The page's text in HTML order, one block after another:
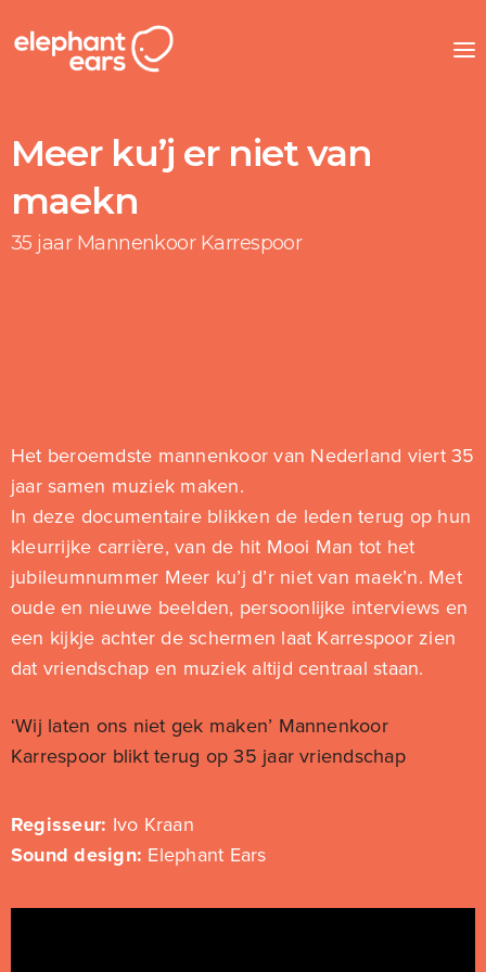
Meer ku’j er niet van
maekn
35 jaar Mannenkoor Karrespoor
Het beroemdste mannenkoor van Nederland viert 35
jaar samen muziek maken.
In deze documentaire blikken de leden terug op hun
kleurrijke carrière, van de hit Mooi Man tot het
jubileumnummer Meer ku’j d’r niet van maek’n. Met
oude en nieuwe beelden, persoonlijke interviews en
een kijkje achter de schermen laat Karrespoor zien
dat vriendschap en muziek altijd centraal staan.
‘Wij laten ons niet gek maken’ Mannenkoor
Karrespoor blikt terug op 35 jaar vriendschap
Regisseur: Ivo Kraan
Sound design: Elephant Ears